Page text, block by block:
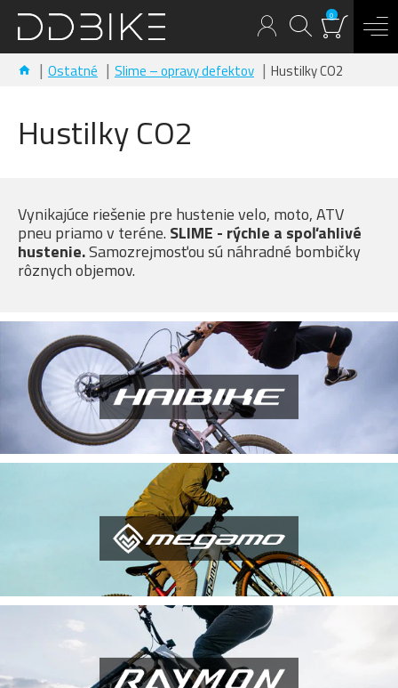
0
Ostatné Slime – opravy defektov Hustilky CO2
Hustilky CO2
Vynikajúce riešenie pre hustenie velo, moto, ATV
pneu priamo v teréne. SLIME - rýchle a spoľahlivé
hustenie.Samozrejmosťou sú náhradné bombičky
rôznych objemov.